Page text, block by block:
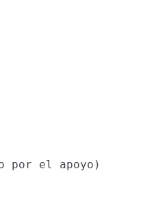
por el apoyo)